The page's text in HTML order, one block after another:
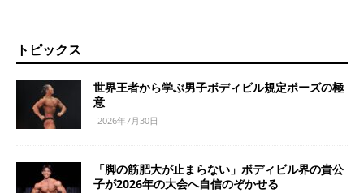
トピックス
世界王者から学ぶ男子ボディビル規定ポーズの極
意
2026年7月30日
「脚の筋肥大が止まらない」ボディビル界の貴公
子が2026年の大会へ自信のぞかせる